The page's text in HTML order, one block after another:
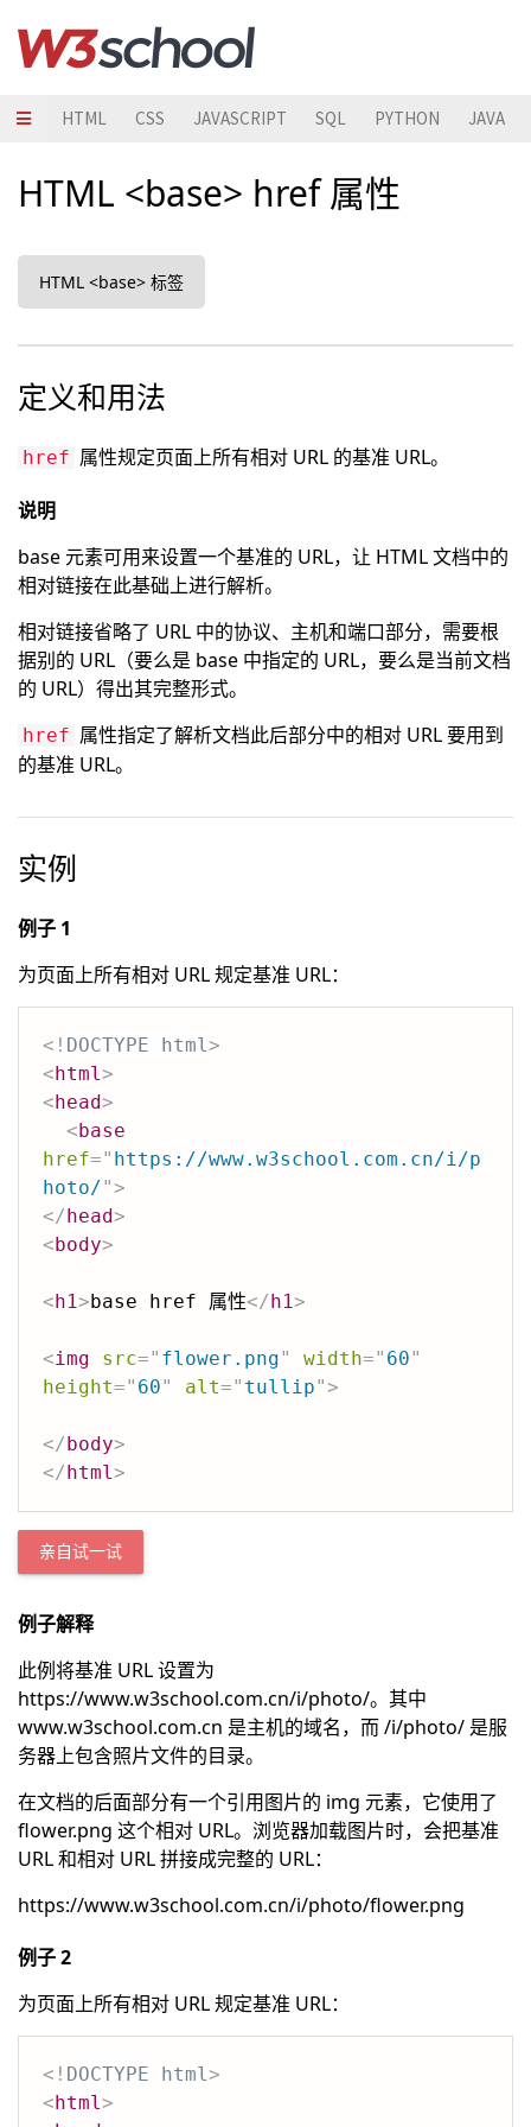
HTML CSS JAVASCRIPT SQL PYTHON JAVA
HTML <base> href 属性
HTML <base> 标签
定义和用法
href 属性规定页面上所有相对 URL 的基准 URL。
说明
base 元素可用来设置一个基准的 URL，让 HTML 文档中的
相对链接在此基础上进行解析。
相对链接省略了 URL 中的协议、主机和端口部分，需要根
据别的 URL（要么是 base 中指定的 URL，要么是当前文档
的 URL）得出其完整形式。
href 属性指定了解析文档此后部分中的相对 URL 要用到
的基准 URL。
实例
例子 1
为页面上所有相对 URL 规定基准 URL：
<! DOCTYPE html>
<html>
<head>
<base
href=" https://www.w3school.com.cn/i/p
hoto/">
</head>
<body>
<h1>base href 属性</h1>
<img src=" flower.png" width=" 60"
height=" 60" alt=" tullip">
</body>
</html>
亲自试一试
例子解释
此例将基准 URL 设置为
https://www.w3school.com.cn/i/photo/。其中
www.w3school.com.cn 是主机的域名，而 /i/photo/ 是服
务器上包含照片文件的目录。
在文档的后面部分有一个引用图片的 img 元素，它使用了
flower.png 这个相对 URL。浏览器加载图片时，会把基准
URL 和相对 URL 拼接成完整的 URL：
https://www.w3school.com.cn/i/photo/flower.png
例子 2
为页面上所有相对 URL 规定基准 URL：
<! DOCTYPE html>
<html>